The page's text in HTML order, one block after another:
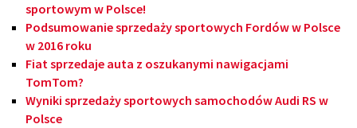
sportowym w Polsce!
Podsumowanie sprzedaży sportowych Fordów w Polsce
w 2016 roku
Fiat sprzedaje auta z oszukanymi nawigacjami
TomTom?
Wyniki sprzedaży sportowych samochodów Audi RS w
Polsce